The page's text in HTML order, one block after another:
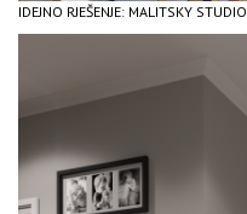
IDEJNO RJEŠENJE: MALITSKY STUDIO